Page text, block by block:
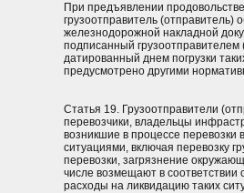
При предъявлении
грузоотправитель (отправитель)
железнодорожной накладной
подписанный грузоотправителем
датированный днем погрузки
предусмотрено другими
Статья 19. Грузоотправители
перевозчики, владельцы
возникшие в процессе
ситуациями, включая перевозку
перевозки, загрязнение
числе возмещают в соответствии
расходы на ликвидацию таких